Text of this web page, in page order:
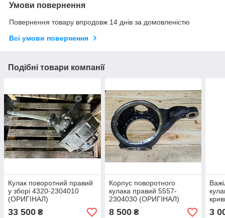
Умови повернення
Повернення товару впродовж 14 днів за домовленістю
Всі умови повернення
Подібні товари компанії
Кулак поворотний правий
у зборі 4320-2304010
(ОРИГІНАЛ)
33 500 ₴
Корпус поворотного
кулака правий 5557-
2304030 (ОРИГІНАЛ)
8 500₴ 3